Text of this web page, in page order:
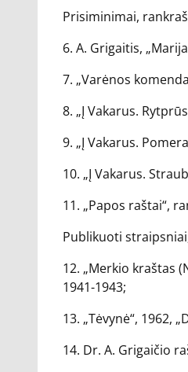
Prisiminimai,
6. A. Grigaitis,
7. „Varėnos
8. „Į Vakarus.
9. „Į Vakarus.
10. „Į Vakarus.
11. „Papos raštai“,
Publikuoti
12. „Merkio kraštas
1941-1943;
13. „Tėvynė“, 1962,
14. Dr. A. Grigaičio